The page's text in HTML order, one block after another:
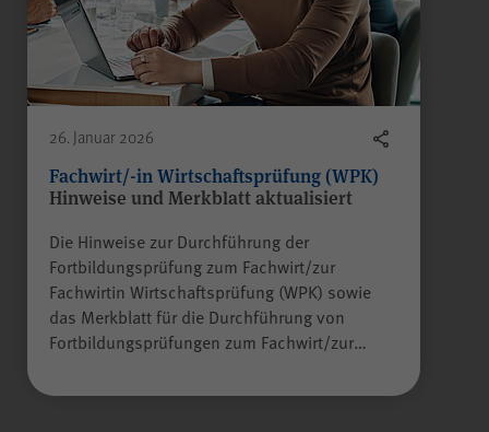
26. Januar 2026
Fachwirt/-in Wirtschaftsprüfung (WPK)
Hinweise und Merkblatt aktualisiert
Die Hinweise zur Durchführung der
Fortbildungsprüfung zum Fachwirt/zur
Fachwirtin Wirtschaftsprüfung (WPK) sowie
das Merkblatt für die Durchführung von
Fortbildungsprüfungen zum Fachwirt/zur…
diesem Fall gelöscht. Der Cookie
speichert hierbei keine
Informationen außer dem
Wunsch, nicht über Matomo
Name LS-TVLYRKIVZTGDGMOU
Anbieter LimeSurvey